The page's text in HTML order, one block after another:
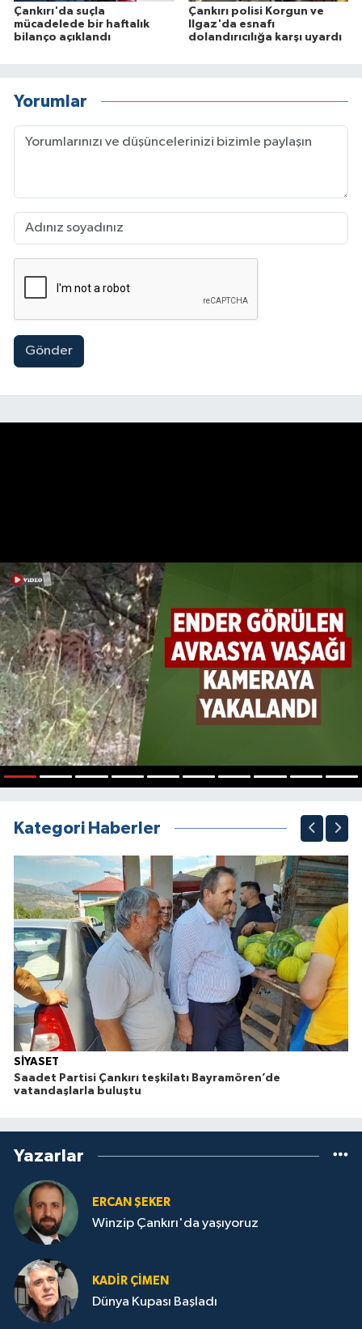
Çankırı'da suçla
mücadelede bir haftalık
bilanço açıklandı
Çankırı polisi Korgun ve
Ilgaz'da esnafı
dolandırıcılığa karşı uyardı
Yorumlar
Gönder
Kategori Haberler
SİYASET
Saadet Partisi Çankırı teşkilatı Bayramören’de
vatandaşlarla buluştu
Yazarlar
ERCAN ŞEKER
Winzip Çankırı'da yaşıyoruz
KADIR ÇIMEN
Dünya Kupası Başladı